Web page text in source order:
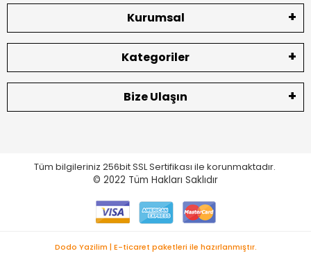
Kurumsal
Kategoriler
Bize Ulaşın
Tüm bilgileriniz 256bit SSL Sertifikası ile korunmaktadır.
© 2022 Tüm Hakları Saklıdır
Dodo Yazilim | E-ticaret paketleri ile hazırlanmıştır.